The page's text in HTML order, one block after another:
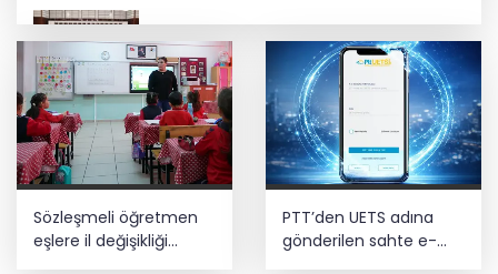
yasalaştı
Şahin Biba, Bursa’da 2 yılda
yapılamayanı 5 ayda yapıyor
İnternet şikayetlerinde 'kesintiler' ilk
sırada
Sözleşmeli öğretmen
eşlere il değişikliği
müjdesi... Başvurular 12
PTT’den UETS adına
gönderilen sahte e-
postalara karşı uyarı